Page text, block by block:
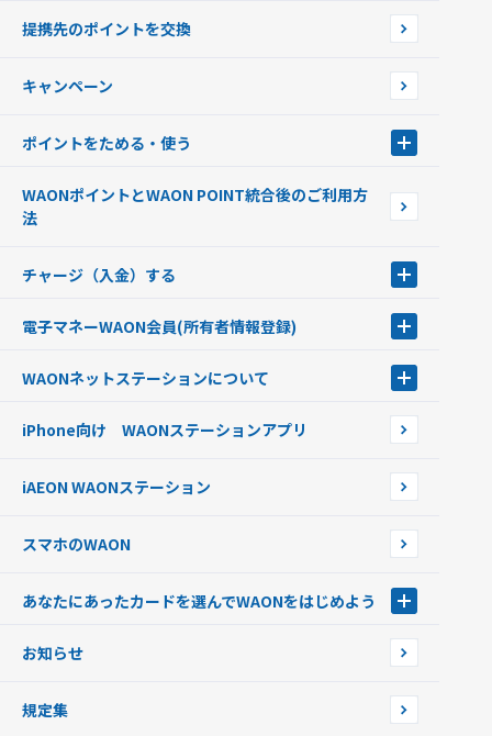
インターネット上でのお買い物について（ネット決済）
店舗検索
イオン銀行ATM設置場所
提携先のポイントを交換
キャンペーン
ポイントをためる・使う
ポイントの有効期限について
WAONポイントとWAON POINT統合後のご利用方
法
チャージ（入金）する
現金でチャージする
銀行口座・ATMからチャージする
オートチャージ
ポイントからチャージする
チャージ上限金額の変更について
電子マネーWAON会員(所有者情報登録)
WAON POINTサービス会員登録に伴う個人データの共同利用のお知
WAONネットステーションについて
WAONネットステーションWAON端末について
iPhone向け WAONステーションアプリ
iAEON WAONステーション
スマホのWAON
あなたにあったカードを選んでWAONをはじめよう
フードバンク応援WAON
ご当地WAON
お知らせ
規定集